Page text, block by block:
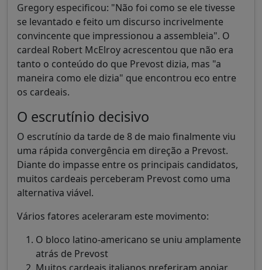
Gregory especificou: "Não foi como se ele tivesse
se levantado e feito um discurso incrivelmente
convincente que impressionou a assembleia". O
cardeal Robert McElroy acrescentou que não era
tanto o conteúdo do que Prevost dizia, mas "a
maneira como ele dizia" que encontrou eco entre
os cardeais.
O escrutínio decisivo
O escrutínio da tarde de 8 de maio finalmente viu
uma rápida convergência em direção a Prevost.
Diante do impasse entre os principais candidatos,
muitos cardeais perceberam Prevost como uma
alternativa viável.
Vários fatores aceleraram este movimento:
O bloco latino-americano se uniu amplamente
atrás de Prevost
Muitos cardeais italianos preferiram apoiar